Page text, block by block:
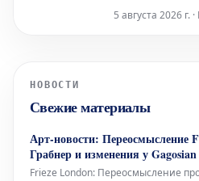
в Северной
богатом
5 августа 2026 г.
НОВОСТИ
Свежие материалы
Арт-новости: Переосмысление
Грабнер и изменения у Gagosian
Frieze London: Переосмысление